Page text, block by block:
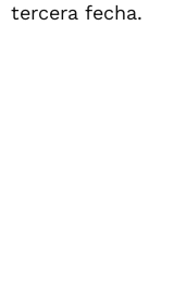
tercera fecha.